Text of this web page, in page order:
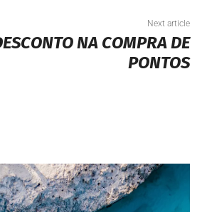
Next article
NA COMPRA DE
PONTOS